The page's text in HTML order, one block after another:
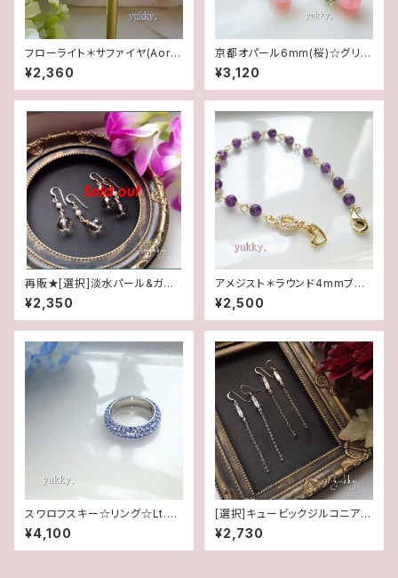
フローライト＊サファイヤ(AorB)
1ペア♪14kgfピアス
¥2,360
京都オパール6mm(桜)☆グリー
ンアパタイト＊リーフ14Kgfグリ
ッターピアス
¥3,120
再販★[選択]淡水パール&ガラ
スビーズ(1ペア)✽14kgfピア
ス/イヤリング
¥2,350
アメジスト＊ラウンド4mmブレ
スレット
¥2,500
スワロフスキー☆リング☆Lt.サ
ファイヤ(16.5号)
¥4,100
[選択]キュービックジルコニア&
スワロフスキー(1ペア)✽ライン1
4kgf/SFピアス/イヤリング
¥2,730